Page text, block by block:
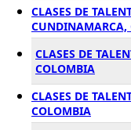
CLASES DE
CUNDINAMARCA,
CLASES DE
COLOMBIA
CLASES DE
COLOMBIA